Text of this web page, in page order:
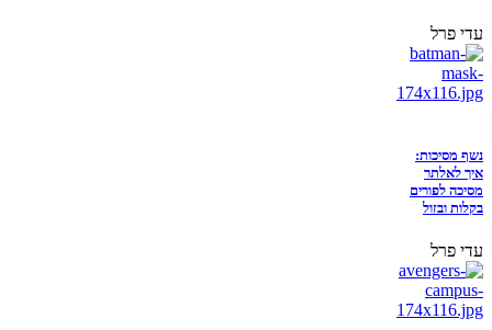
עדי פרל
נשף מסיכות:
איך לאלתר
מסיכה לפורים
בקלות ובזול
עדי פרל